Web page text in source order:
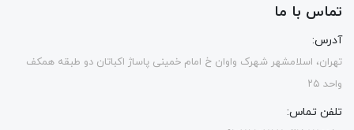
تماس با ما
آدرس:
تهران، اسلامشهر شهرک واوان خ امام خمینی پاساژ اکباتان دو طبقه همکف
واحد ۲۵
تلفن تماس: